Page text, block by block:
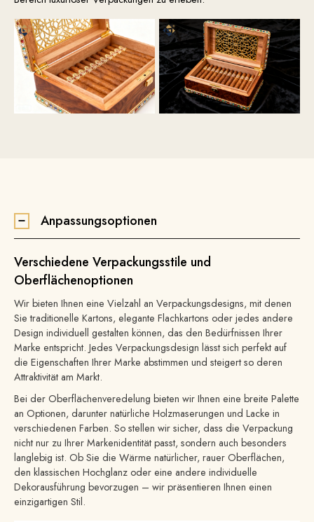
Anpassungsoptionen
Verschiedene Verpackungsstile und
Oberflächenoptionen
Wir bieten Ihnen eine Vielzahl an Verpackungsdesigns, mit denen
Sie traditionelle Kartons, elegante Flachkartons oder jedes andere
Design individuell gestalten können, das den Bedürfnissen Ihrer
Marke entspricht. Jedes Verpackungsdesign lässt sich perfekt auf
die Eigenschaften Ihrer Marke abstimmen und steigert so deren
Attraktivität am Markt.
Bei der Oberflächenveredelung bieten wir Ihnen eine breite Palette
an Optionen, darunter natürliche Holzmaserungen und Lacke in
verschiedenen Farben. So stellen wir sicher, dass die Verpackung
nicht nur zu Ihrer Markenidentität passt, sondern auch besonders
langlebig ist. Ob Sie die Wärme natürlicher, rauer Oberflächen,
den klassischen Hochglanz oder eine andere individuelle
Dekorausführung bevorzugen – wir präsentieren Ihnen einen
einzigartigen Stil.